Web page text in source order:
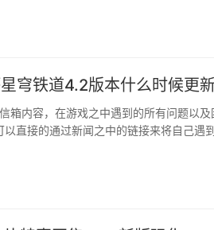
穹铁道4.2版本什么时候更
箱内容，在游戏之中遇到的所有问题以及
直接的通过新闻之中的链接来将自己遇